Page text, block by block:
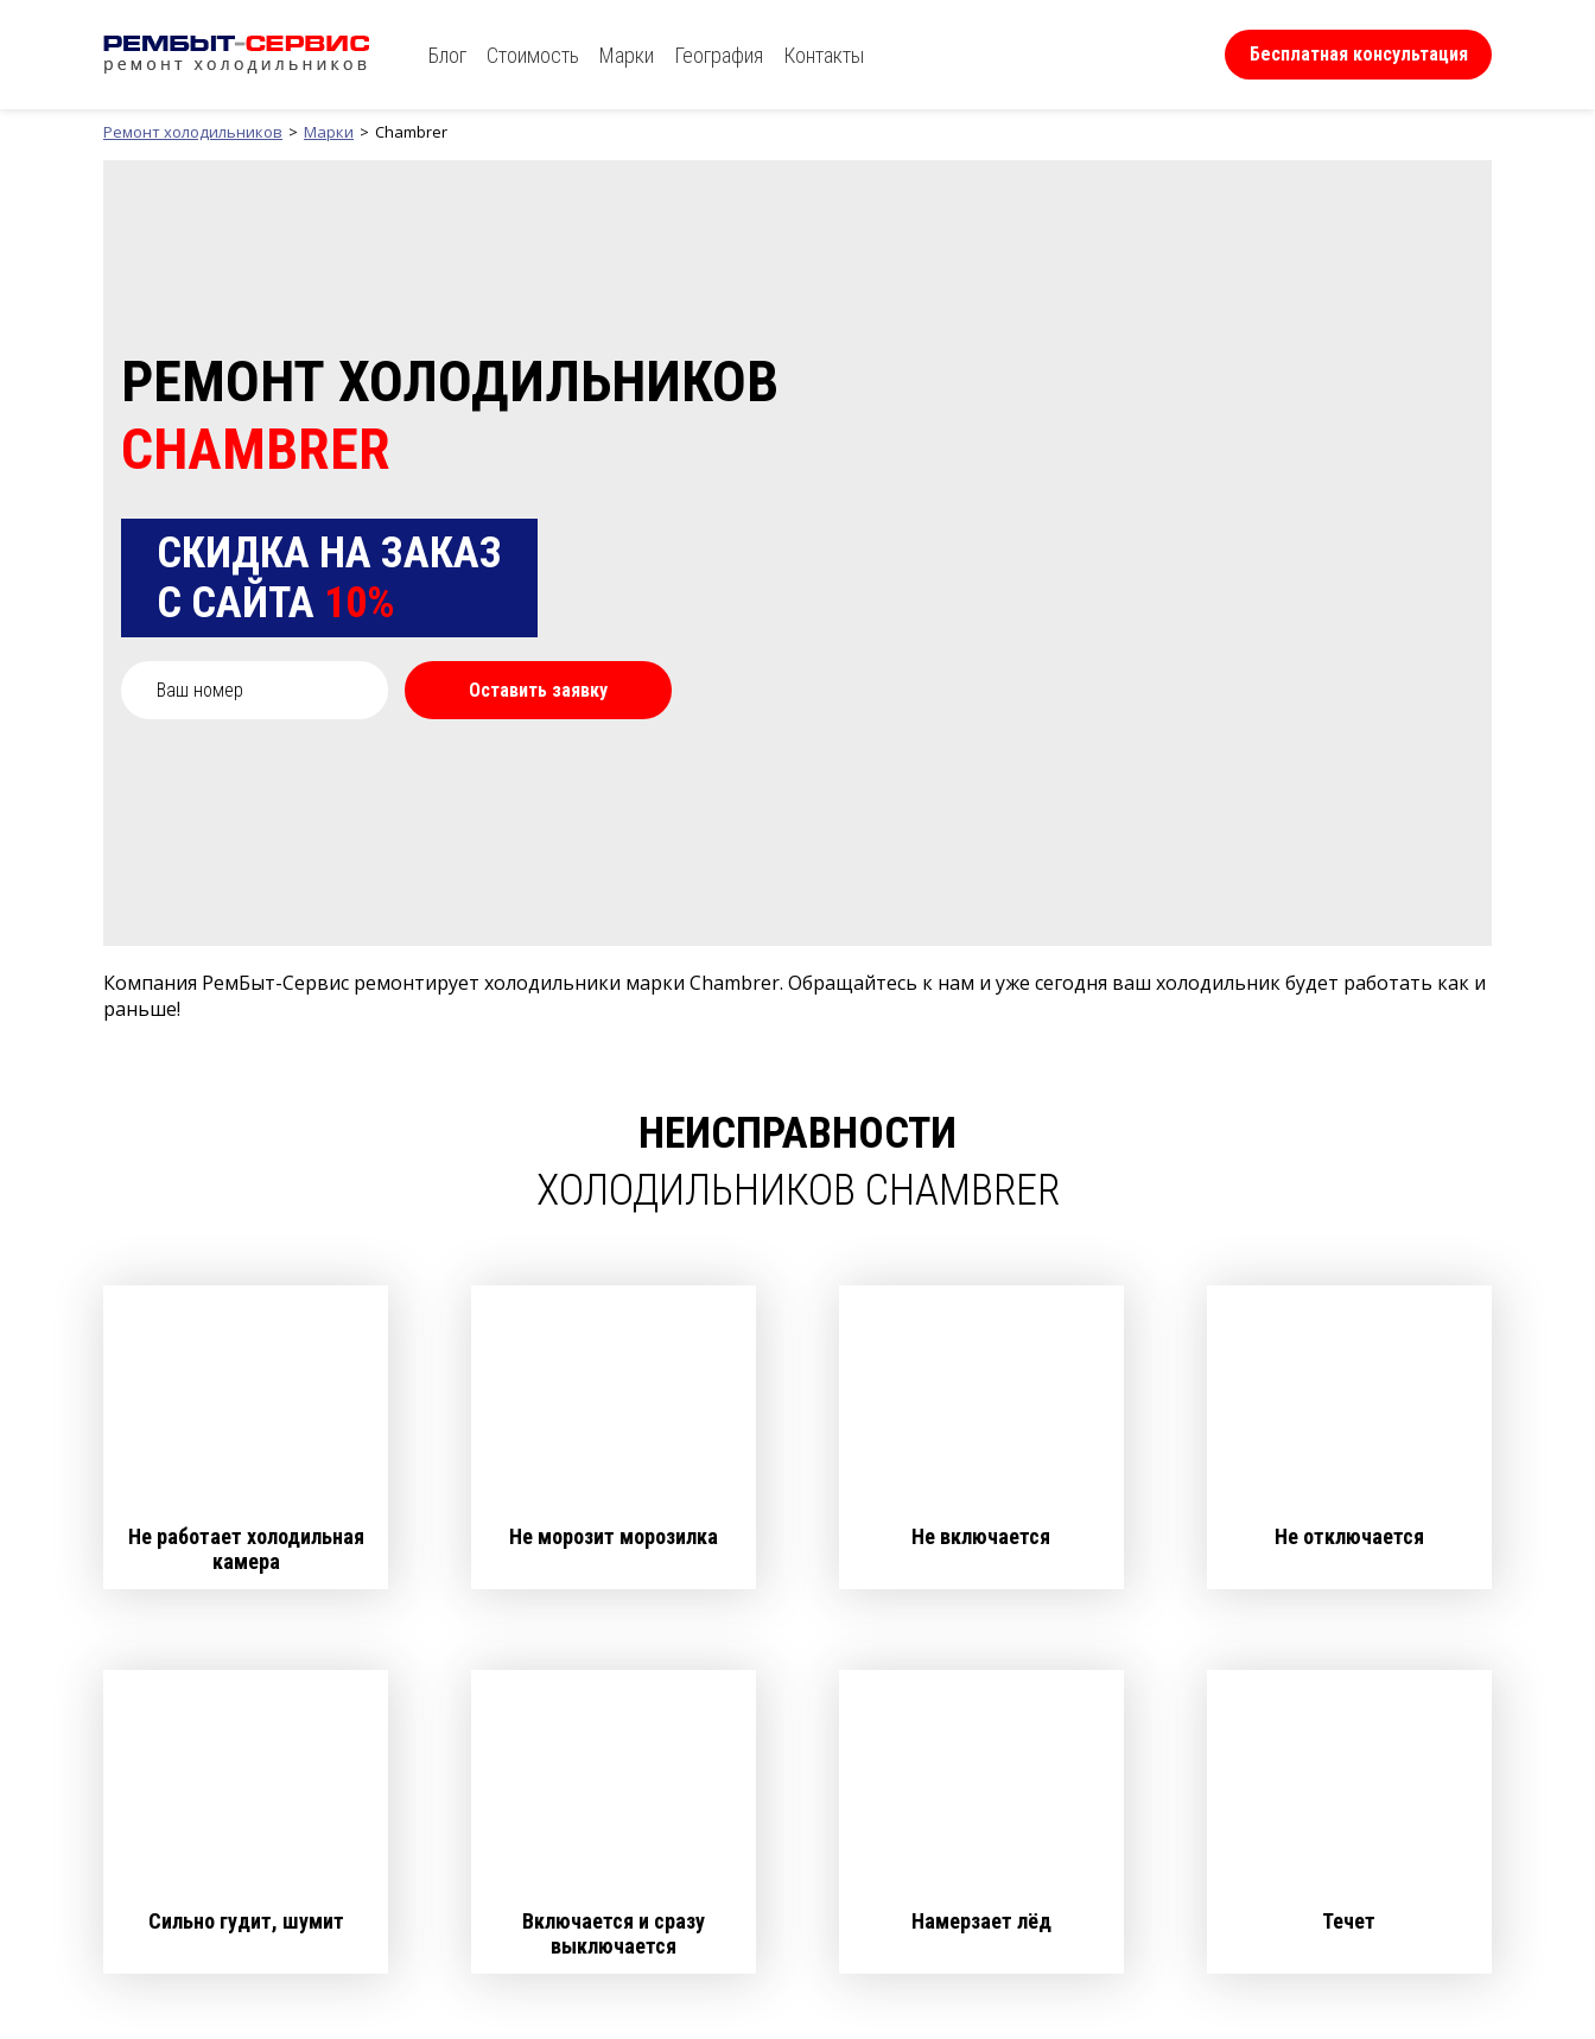
Блог Стоимость Марки География Контакты Бесплатная консультация
Ремонт холодильников Марки Chambrer
РЕМОНТ ХОЛОДИЛЬНИКОВ
CHAMBRER
СКИДКА НА ЗАКАЗ
С САЙТА 10%
Оставить заявку
Компания РемБыт-Сервис ремонтирует холодильники марки Chambrer. Обращайтесь к нам и уже сегодня ваш холодильник будет работать как и
раньше!
НЕИСПРАВНОСТИ
ХОЛОДИЛЬНИКОВ CHAMBRER
Не работает холодильная
камера
Не морозит морозилка Не включается Не отключается
Сильно гудит, шумит
Включается и сразу
выключается
Намерзает лёд Течет